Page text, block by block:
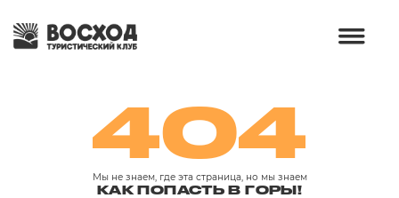
404
Мы не знаем, где эта страница, но мы знаем
КАК ПОПАСТЬ В ГОРЫ!